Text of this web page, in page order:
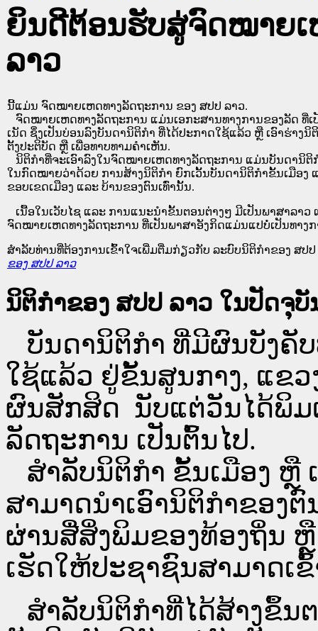
ຍິນດີຕ້ອນຮັບສູ່ຈົດໝາຍເ
ລາວ
ນີ້ແມ່ນ ຈົດໝາຍເຫດທາງລັດຖະການ ຂອງ ສປປ ລາວ.
ຈົດໝາຍເຫດທາງລັດຖະການ ແມ່ນ​ເອ​ກະ​ສານ​ທາງ​ການ​ຂອງ​ລັດ ທີ່​ເ
ເນັດ ຊຶ່ງ​ເປັນ​ບ່ອນ​ລົງ​ບັນ​ດາ​ນິ​ຕິ​ກຳ ທີ່ໄດ້ປະກາດໃຊ້ແລ້ວ ຫຼື ເອົາຮ່າງ
ຕັ້ງ​ປະ​ຕິ​ບັດ ຫຼື ເພື່ອທາບທາມຄໍາເຫັນ.
ນິ​ຕິ​ກຳ​ທີ່​ຈະ​ເອົາ​ລົງ​ໃນ​ຈົດ​ໝາຍ​ເຫດ​ທາງ​ລັດ​ຖະ​ການ ​ແມ່ນ​ບັນ​ດາ​ນິ​ຕິ​
ໃນ​ກົດ​ໝາຍ​ວ່າ​ດ້ວຍ​ ການ​ສ້າງ​ນິ​ຕິ​ກຳ ຍົກ​ເວັ້ນ​ບັນ​ດານິ​ຕິ​ກຳ​ຂັ້ນ​ເມືອງ
ຂອບ​ເຂດ​ເມືອງ ແລະ ບ້ານ​ຂອງ​ຕົນ​ເທົ່າ​ນັ້ນ.
ເນື້ອໃນ​ເວັບ​ໄຊ​ ແລະ ການແນະນໍາຂັ້ນຕອນຕ່າງໆ ມີເປັນພາສາລາວ
ຈົດໝາຍເຫດທາງລັດຖະການ ທີ່ເປັນພາສາອັງກິດແມ່ນແປບໍ່ເປັນທາງ
ສໍາລັບທ່ານທີ່ຕ້ອງການເຂົ້າໃຈເພີ່ມຕື່ມກ່ຽວກັບ ລະບົບນິຕິກຳຂອງ ສປປ
ຂອງ ສປປ ລາວ
ນິຕິກຳຂອງ ສປປ ລາວ ໃນປັດຈຸ
ບັນດານິຕິກໍາ ທີ່ມີຜົນບັງຄັ
ໃຊ້ແລ້ວ ຢູ່ຂັ້ນ​ສູນ​ກາງ, ແຂ
ຜົນສັກສິດ ນັບ​ແຕ່​ວັນໄດ້ພິມ
ລັດຖະການ ເປັນ​ຕົ້ນ​ໄປ.
ສຳລັບນິ​ຕິ​ກຳ ຂັ້ນເມືອງ ຫຼື
ສາມາດນຳເອົານິຕິກຳຂອງ
ຜ່ານ​ສື່ສິ່ງພິມຂອງທ້ອງຖິ່ນ
ເຮັດໃຫ້ປະຊາຊົນສາມາດເຂົ້
ສໍາລັບນິຕິກໍາທີ່ໄດ້ສ້າງຂຶ້ນ